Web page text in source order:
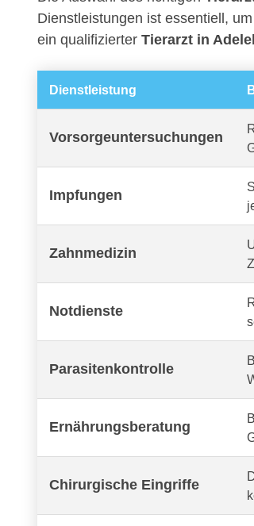
Dienstleistungen ist essentiell,
ein qualifizierter Tierarzt in
Dienstleistung
Vorsorgeuntersuchungen
Impfungen
Zahnmedizin
Notdienste
Parasitenkontrolle
Ernährungsberatung
Chirurgische Eingriffe